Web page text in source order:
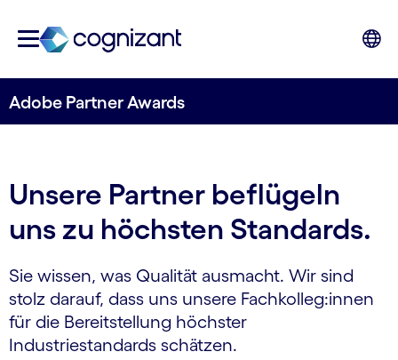
Adobe Partner Awards
Unsere Partner beflügeln
uns zu höchsten Standards.
Sie wissen, was Qualität ausmacht. Wir sind
stolz darauf, dass uns unsere Fachkolleg:innen
für die Bereitstellung höchster
Industriestandards schätzen.